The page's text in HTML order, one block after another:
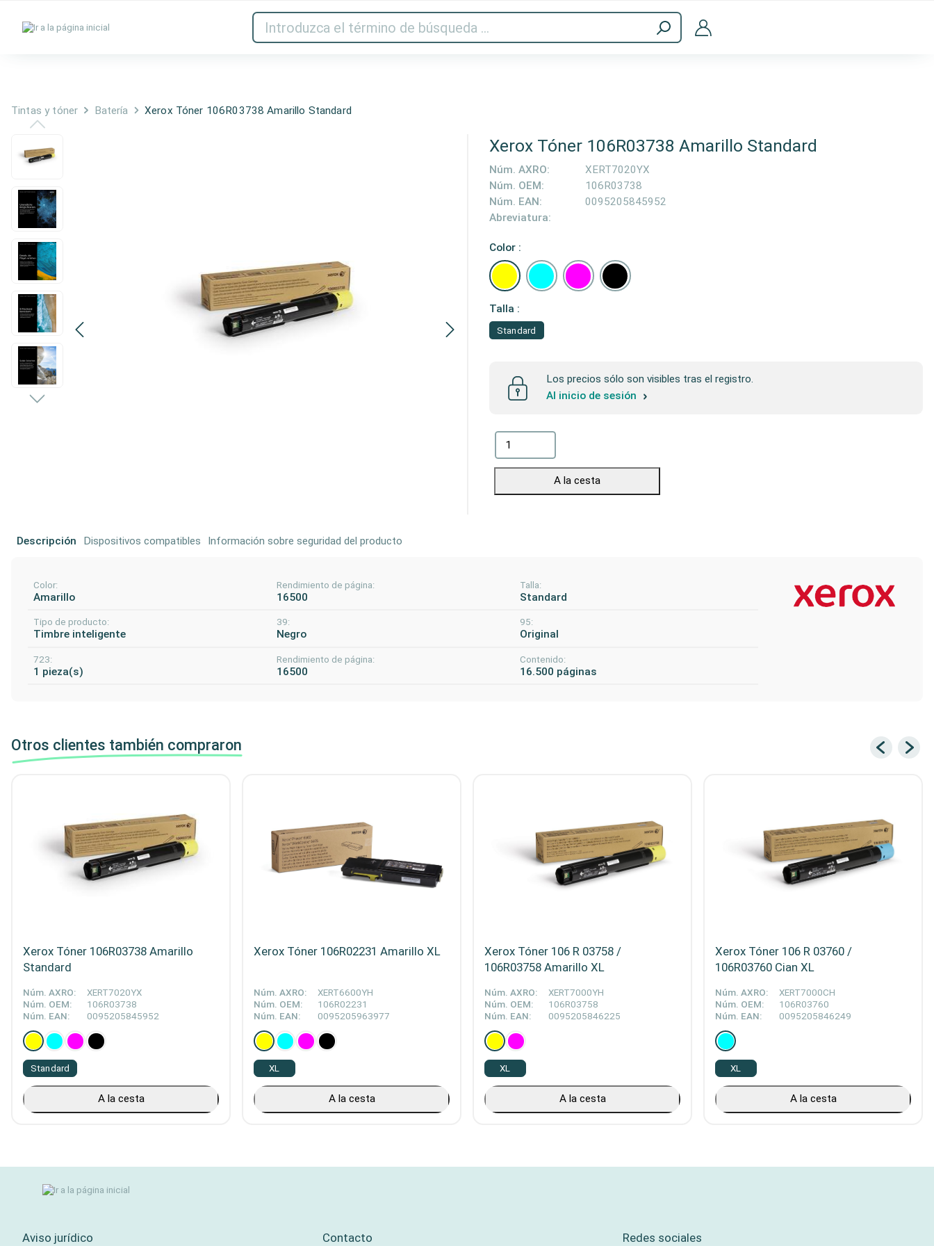
Red Audio y vídeo Impresora y escáner Accesorios informáticos
Tintas y tóner Batería Xerox Tóner 106R03738 Amarillo Standard
Xerox Tóner 106R03738 Amarillo Standard
Núm. AXRO:
XERT7020YX
Núm. OEM:
106R03738
Núm. EAN:
0095205845952
Abreviatura:
Color :
Talla :
Standard
Los precios sólo son visibles tras el registro.
Al inicio de sesión
A la cesta
Descripción Dispositivos compatibles Información sobre seguridad del producto
Color:
Amarillo
Rendimiento de página:
16500
Talla:
Standard
Tipo de producto:
Timbre inteligente
39:
Negro
95:
Original
723:
1 pieza(s)
Rendimiento de página:
16500
Contenido:
16.500 páginas
Otros clientes también compraron
Xerox Tóner 106R03738 Amarillo
Standard
Núm. AXRO:
XERT7020YX
Núm. OEM:
106R03738
Núm. EAN:
0095205845952
Standard
A la cesta
Xerox Tóner 106R02231 Amarillo XL
Núm. AXRO:
XERT6600YH
Núm. OEM:
106R02231
Núm. EAN:
0095205963977
XL
A la cesta
Xerox Tóner 106 R 03758 /
106R03758 Amarillo XL
Núm. AXRO:
XERT7000YH
Núm. OEM:
106R03758
Núm. EAN:
0095205846225
XL
A la cesta
Xerox Tóner 106 R 03760 /
106R03760 Cian XL
Núm. AXRO:
XERT7000CH
Núm. OEM:
106R03760
Núm. EAN:
0095205846249
XL
A la cesta
Aviso jurídico Contacto Redes sociales